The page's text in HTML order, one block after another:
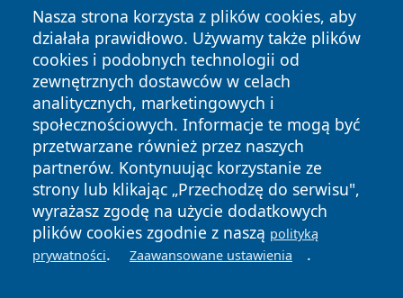
Nasza strona korzysta z plików cookies, aby
działała prawidłowo. Używamy także plików
cookies i podobnych technologii od
zewnętrznych dostawców w celach
analitycznych, marketingowych i
społecznościowych. Informacje te mogą być
przetwarzane również przez naszych
partnerów. Kontynuując korzystanie ze
strony lub klikając „Przechodzę do serwisu",
wyrażasz zgodę na użycie dodatkowych
plików cookies zgodnie z naszą polityką
prywatności. Zaawansowane ustawienia .
Copyright © 2026 wiadomoscilublin.pl Wszystkie prawa
zastrzeżone.
News Autorzy
Polityka
Prywatności
Polityka
Cookies